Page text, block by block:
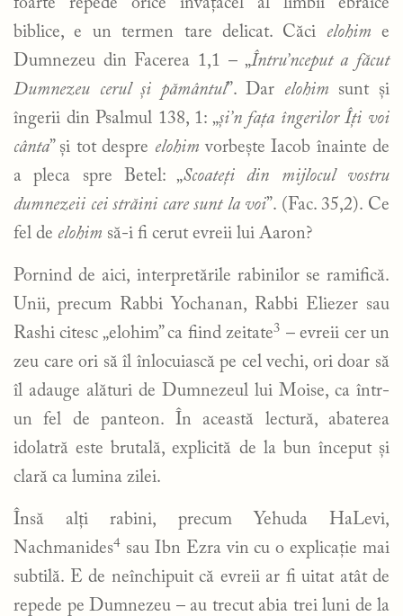
foarte repede orice învățăcel al limbii ebraice
biblice, e un termen tare delicat. Căci elohim e
Dumnezeu din Facerea 1,1 – „Întru’nceput a făcut
Dumnezeu cerul și pământul”. Dar elohim sunt și
îngerii din Psalmul 138, 1: „și’n fața îngerilorÎți voi
cânta” și tot despre elohim vorbește Iacob înainte de
a pleca spre Betel: „Scoateți din mijlocul vostru
dumnezeii cei străini care sunt la voi”. (Fac. 35,2). Ce
fel de elohim să-i fi cerut evreii lui Aaron?
Pornind de aici, interpretările rabinilor se ramifică.
Unii, precum Rabbi Yochanan, Rabbi Eliezer sau
Rashi citesc „elohim” ca fiind zeitate3 – evreii cer un
zeu care ori să îl înlocuiască pe cel vechi, ori doar să
îl adauge alături de Dumnezeul lui Moise, ca într-
un fel de panteon. În această lectură, abaterea
idolatră este brutală, explicită de la bun început și
clară ca lumina zilei.
Însă alți rabini, precum Yehuda HaLevi,
Nachmanides4 sau Ibn Ezra vin cu o explicație mai
subtilă. E de neînchipuit că evreii ar fi uitat atât de
repede pe Dumnezeu – au trecut abia trei luni de la